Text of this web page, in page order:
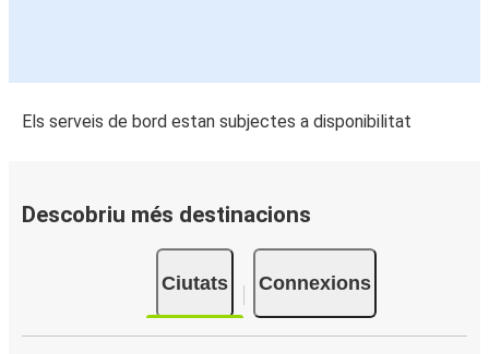
Els serveis de bord estan subjectes a disponibilitat
Descobriu més destinacions
Ciutats Connexions